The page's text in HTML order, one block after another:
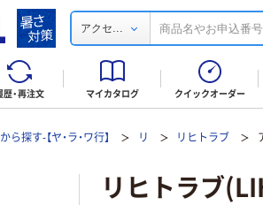
アクセ...
歴・再注文 マイカタログ クイックオーダー
探す-【ヤ・ラ・ワ行】 リ リヒトラブ
リヒトラブ